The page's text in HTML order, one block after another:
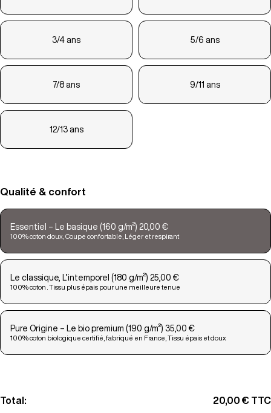
3/4 ans 5/6 ans
7/8 ans 9/11 ans
12/13 ans
Qualité & confort
Essentiel – Le basique (160 g/m²) 20,00 €
100% coton doux, Coupe confortable, Léger et respirant
Le classique, L’intemporel (180 g/m²) 25,00 €
100% coton . Tissu plus épais pour une meilleure tenue
Pure Origine – Le bio premium (190 g/m²) 35,00 €
100% coton biologique certifié, fabriqué en France, Tissu épais et doux
Total: 20,00 € TTC